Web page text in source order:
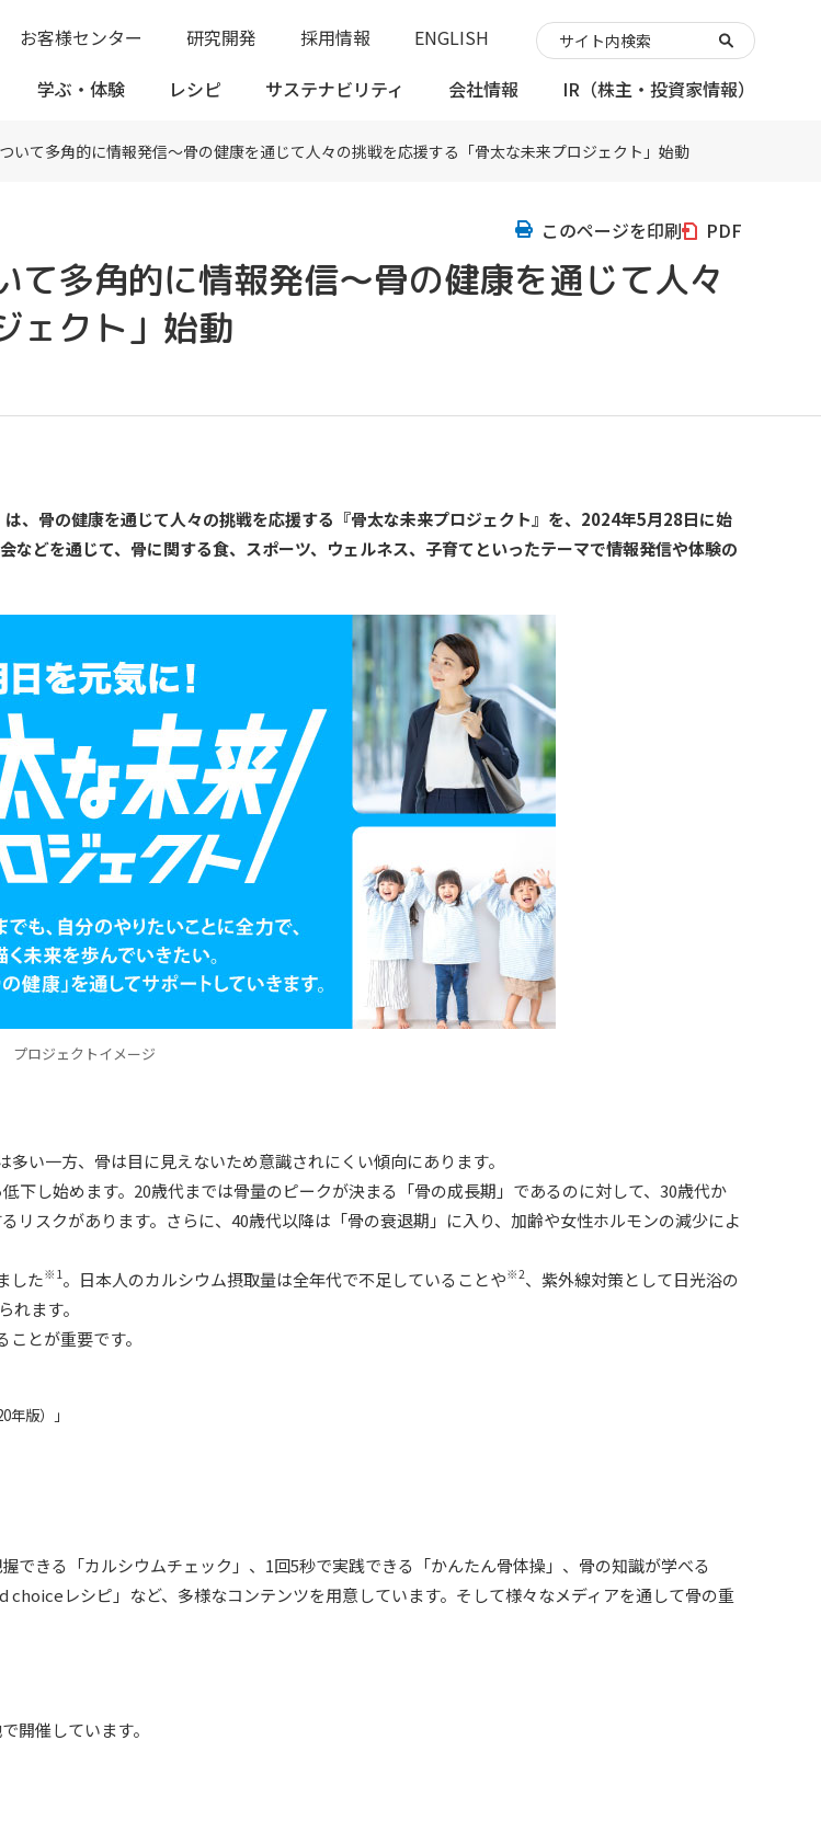
学ぶ・ 体験 レシピ サステナビリティ 会社情報 IR （株主・投資家情報）
お客様センター 研究開発 採用情報 ENGLISH
いて多角的に情報発信～骨の健康を通じて人々の挑戦を応援する「骨太な未来プロジェクト」始動
このページを印刷 PDF
多角的に情報発信～骨の健康を通じて人々
ェクト」始動
、骨の健康を通じて人々の挑戦を応援する『骨太な未来プロジェクト』を、2024年5月28日に始
どを通じて、骨に関する食、スポーツ、ウェルネス、子育てといったテーマで情報発信や体験の
プロジェクトイメージ
い一方、骨は目に見えないため意識されにくい傾向にあります。
下し始めます。20歳代までは骨量のピークが決まる「骨の成長期」であるのに対して、30歳代か
スクがあります。さらに、40歳代以降は「骨の衰退期」に入り、加齢や女性ホルモンの減少によ
した※1。日本人のカルシウム摂取量は全年代で不足していることや※2、紫外線対策として日光浴の
ます。
とが重要です。
版）」
きる「カルシウムチェック」、1回5秒で実践できる「かんたん骨体操」、骨の知識が学べる
choiceレシピ」など、多様なコンテンツを用意しています。そして様々なメディアを通して骨の重
開催しています。